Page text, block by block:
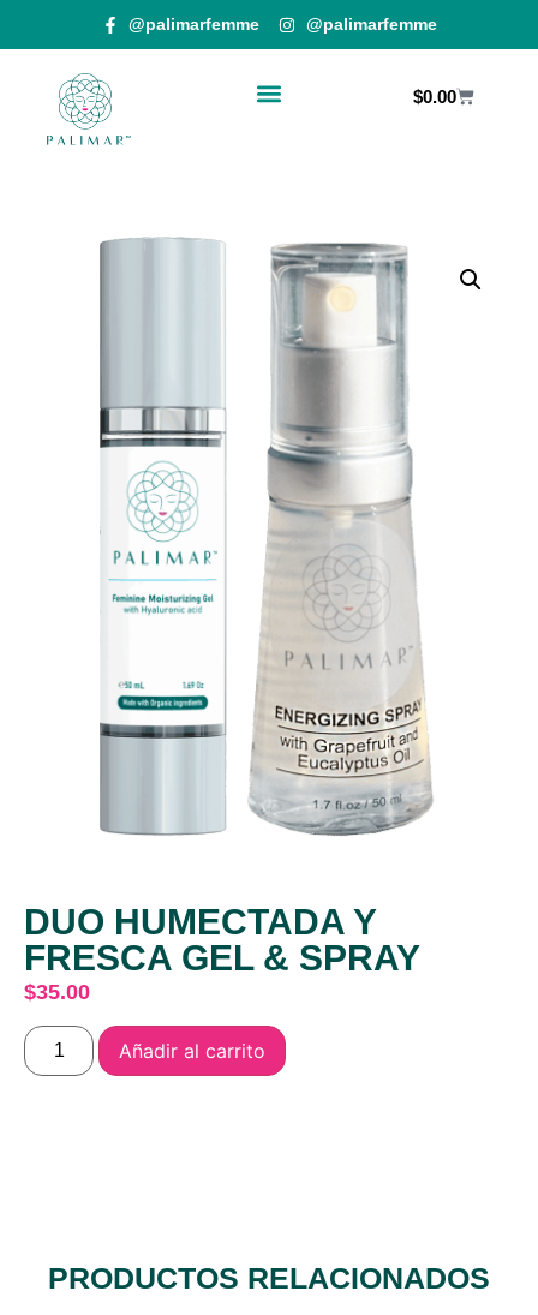
@palimarfemme @palimarfemme
$0.00
DUO HUMECTADA Y
FRESCA GEL & SPRAY
$35.00
Añadir al carrito
PRODUCTOS RELACIONADOS